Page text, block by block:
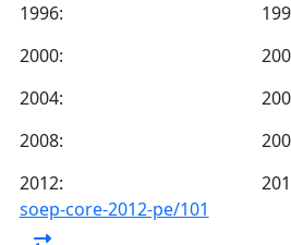
1996:
2000:
2004:
2008:
2012:
soep-core-2012-pe/101